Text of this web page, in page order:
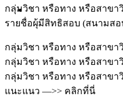
กลุ่มวิชา หรือทาง หรือสาข
รายชื่อผุ้มีสิทธิสอบ (สนามส
กลุ่มวิชา หรือทาง หรือสาข
กลุ่มวิชา หรือทาง หรือสาข
กลุ่มวิชา หรือทาง หรือสาขา
แนะแนว —>> คลิกที่นี่